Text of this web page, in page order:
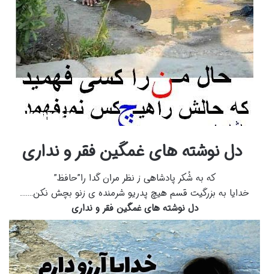
دل نوشته های غمگین فقر و نداری
که به شُکر پادشاهی ز نظر مران گدا را”حافظ”
خدایا به بزرگیت قسم هیچ پدریو شرمنده ی زنو بچش نکن…….
دل نوشته های غمگین فقر و نداری